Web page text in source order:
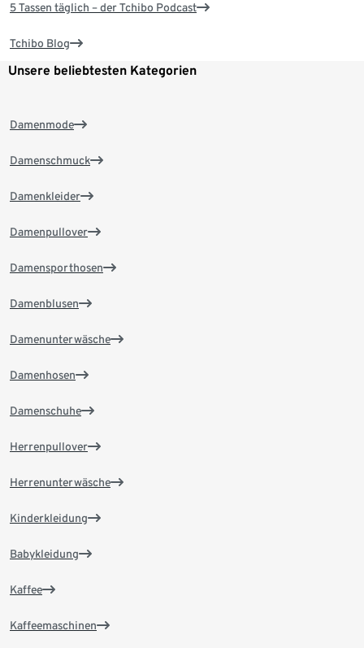
5 Tassen täglich – der Tchibo Podcast
Tchibo Blog
Unsere beliebtesten Kategorien
Damenmode
Damenschmuck
Damenkleider
Damenpullover
Damensporthosen
Damenblusen
Damenunterwäsche
Damenhosen
Damenschuhe
Herrenpullover
Herrenunterwäsche
Kinderkleidung
Babykleidung
Kaffee
Kaffeemaschinen